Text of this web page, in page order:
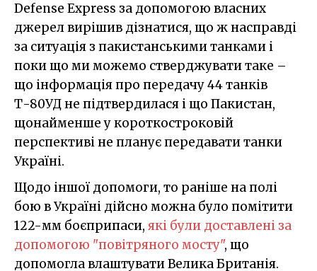
Defense Express за допомогою власних
джерел вирішив дізнатися, що ж насправді
за ситуація з пакистанськими танками і
поки що ми можемо стверджувати таке –
що інформація про передачу 44 танків
Т-80УД не підтвердилася і що Пакистан,
щонайменше у короткостроковій
перспективі не планує передавати танки
Україні.
Щодо іншої допомоги, то раніше на полі
бою в Україні дійсно можна було помітити
122-мм боєприпаси, які були доставлені за
допомогою "повітряного мосту", що
допомогла влаштувати Велика Британія.